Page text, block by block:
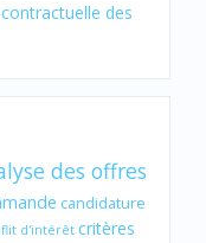
des
des offres
candidature
d'intérêt critères